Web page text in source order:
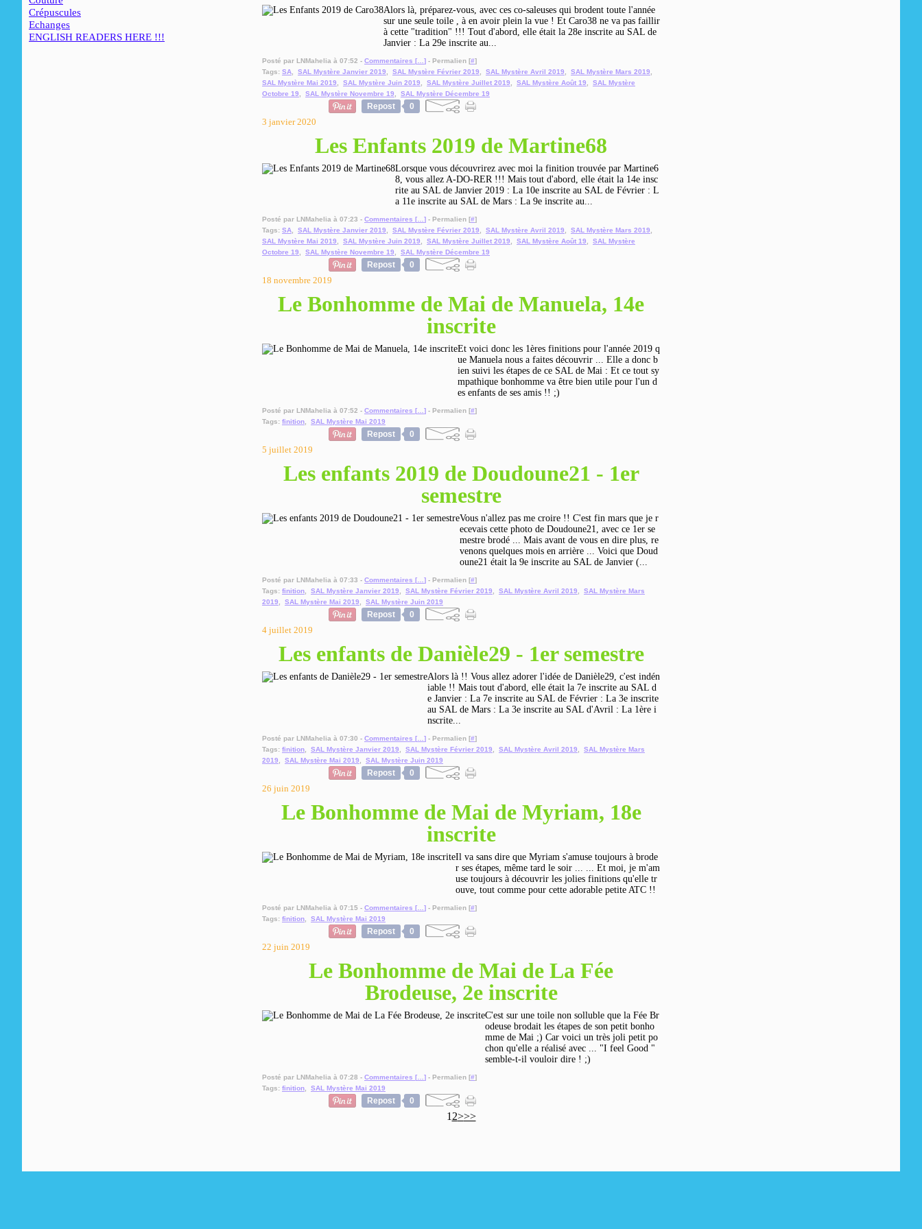
Crépuscules
Echanges
ENGLISH READERS HERE !!!
Alors là, préparez-vous, avec ces co-saleuses qui brodent toute l'année
sur une seule toile , à en avoir plein la vue ! Et Caro38 ne va pas faillir
à cette "tradition" !!! Tout d'abord, elle était la 28e inscrite au SAL de
Janvier : La 29e inscrite au...
Posté par LNMahelia à 07:52 - Commentaires [ ] - Permalien [#]
Tags: SA SAL Mystère Janvier 2019 SAL Mystère Février 2019 SAL Mystère Avril 2019 SAL Mystère Mars 2019
SAL Mystère Mai 2019
SAL Mystère Juin 2019 SAL Mystère Juillet 2019 SAL Mystère Août 19
SAL Mystère
Octobre 19
SAL Mystère Novembre 19 SAL Mystère Décembre 19
Repost 0
3 janvier 2020
Les Enfants 2019 de Martine68
Lorsque vous découvrirez avec moi la finition trouvée par Martine6
8, vous allez A-DO-RER !!! Mais tout d'abord, elle était la 14e insc
rite au SAL de Janvier 2019 : La 10e inscrite au SAL de Février : L
a 11e inscrite au SAL de Mars : La 9e inscrite au...
Posté par LNMahelia à 07:23 - Commentaires [ ] - Permalien [#]
Tags: SA SAL Mystère Janvier 2019 SAL Mystère Février 2019 SAL Mystère Avril 2019 SAL Mystère Mars 2019
SAL Mystère Mai 2019
SAL Mystère Juin 2019 SAL Mystère Juillet 2019 SAL Mystère Août 19
SAL Mystère
Octobre 19
SAL Mystère Novembre 19 SAL Mystère Décembre 19
Repost 0
18 novembre 2019
Le Bonhomme de Mai de Manuela, 14e
inscrite
Et voici donc les 1ères finitions pour l'année 2019 q
ue Manuela nous a faites découvrir ... Elle a donc b
ien suivi les étapes de ce SAL de Mai : Et ce tout sy
mpathique bonhomme va être bien utile pour l'un d
es enfants de ses amis !! ;)
Posté par LNMahelia à 07:52 - Commentaires [ ] - Permalien [#]
Tags: finition SAL Mystère Mai 2019
Repost 0
5 juillet 2019
Les enfants 2019 de Doudoune21 - 1er
semestre
Vous n'allez pas me croire !! C'est fin mars que je r
ecevais cette photo de Doudoune21, avec ce 1er se
mestre brodé ... Mais avant de vous en dire plus, re
venons quelques mois en arrière ... Voici que Doud
oune21 était la 9e inscrite au SAL de Janvier (...
Posté par LNMahelia à 07:33 - Commentaires [ ] - Permalien [#]
Tags: finition SAL Mystère Janvier 2019 SAL Mystère Février 2019 SAL Mystère Avril 2019
SAL Mystère Mars
2019
SAL Mystère Mai 2019 SAL Mystère Juin 2019
Repost 0
4 juillet 2019
Les enfants de Danièle29 - 1er semestre
Alors là !! Vous allez adorer l'idée de Danièle29, c'est indén
iable !! Mais tout d'abord, elle était la 7e inscrite au SAL d
e Janvier : La 7e inscrite au SAL de Février : La 3e inscrite
au SAL de Mars : La 3e inscrite au SAL d'Avril : La 1ère i
nscrite...
Posté par LNMahelia à 07:30 - Commentaires [ ] - Permalien [#]
Tags: finition SAL Mystère Janvier 2019 SAL Mystère Février 2019 SAL Mystère Avril 2019
SAL Mystère Mars
2019
SAL Mystère Mai 2019 SAL Mystère Juin 2019
Repost 0
26 juin 2019
Le Bonhomme de Mai de Myriam, 18e
inscrite
Il va sans dire que Myriam s'amuse toujours à brode
r ses étapes, même tard le soir ... ... Et moi, je m'am
use toujours à découvrir les jolies finitions qu'elle tr
ouve, tout comme pour cette adorable petite ATC !!
Posté par LNMahelia à 07:15 - Commentaires [ ] - Permalien [#]
Tags: finition SAL Mystère Mai 2019
Repost 0
22 juin 2019
Le Bonhomme de Mai de La Fée
Brodeuse, 2e inscrite
C'est sur une toile non solluble que la Fée Br
odeuse brodait les étapes de son petit bonho
mme de Mai ;) Car voici un très joli petit po
chon qu'elle a réalisé avec ... "I feel Good "
semble-t-il vouloir dire ! ;)
Posté par LNMahelia à 07:28 - Commentaires [ ] - Permalien [#]
Tags: finition SAL Mystère Mai 2019
Repost 0
1 2>>>